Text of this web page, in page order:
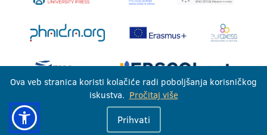
Univerzitet u Banjoj Luci © 2026
Ova veb stranica koristi kolačiće radi poboljšanja korisničkog
iskustva. Pročitaj više
Prihvati